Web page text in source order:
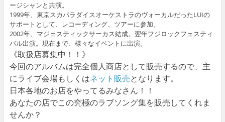
ージシャンと共演。
1999年、東京スカパラダイスオーケストラのヴォーカルだったLUIの
サポートとして、レコーディング、ツアーに参加。
2002年、マジェスティックサーカス結成。翌年フジロックフェスティ
バル出演。現在まで、様々なイベントに出演。
《取扱店募集中！！》
今回のアルバムは完全個人商店として販売するので、主
にライブ会場もしくはネット販売となります。
日本各地のお店をやってるみなさん！！
あなたの店でこの究極のラブソング集を販売してくれま
せんか？